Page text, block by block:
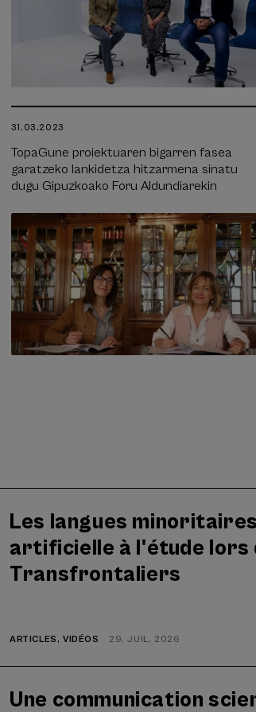
31.03.2023
TopaGune proiektuaren bigarren fasea
garatzeko lankidetza hitzarmena sinatu
dugu Gipuzkoako Foru Aldundiarekin
Les langues
artificielle à l'étude lors
Transfrontaliers
ARTICLES , VIDÉOS 29. JUIL, 2026
Une communication